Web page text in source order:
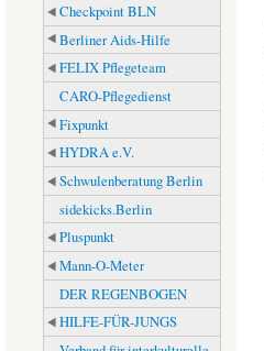
Checkpoint BLN
Berliner Aids-Hilfe
FELIX Pflegeteam
CARO-Pflegedienst
Fixpunkt
HYDRA e.V.
Schwulenberatung Berlin
sidekicks.Berlin
Pluspunkt
Mann-O-Meter
DER REGENBOGEN
HILFE-FÜR-JUNGS